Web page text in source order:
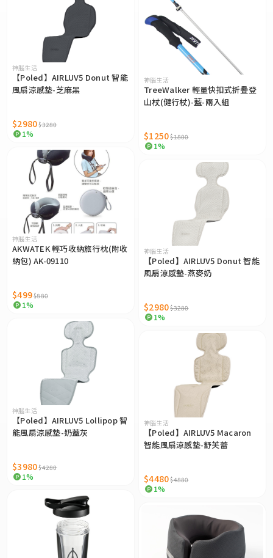
神腦生活
【Poled】AIRLUV5 Donut 智能
風扇涼感墊-芝麻黑
$2980$3280
1%
神腦生活
TreeWalker 輕量快扣式折疊登
山杖(健行杖)-藍-兩入組
$1250$1800
1%
神腦生活
AKWATEK 輕巧收納旅行枕(附收
納包) AK-09110
$499$880
1%
神腦生活
【Poled】AIRLUV5 Donut 智能
風扇涼感墊-燕麥奶
$2980$3280
1%
神腦生活
【Poled】AIRLUV5 Lollipop 智
能風扇涼感墊-奶蓋灰
$3980$4280
1%
神腦生活
【Poled】AIRLUV5 Macaron
智能風扇涼感墊-舒芙蕾
$4480$4880
1%